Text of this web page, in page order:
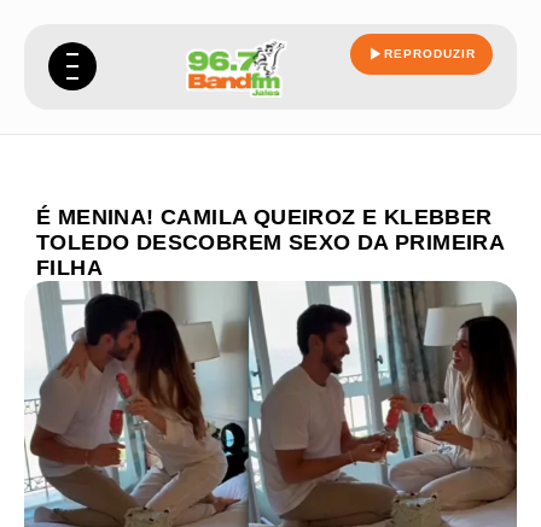
REPRODUZIR
É MENINA! CAMILA QUEIROZ E KLEBBER
TOLEDO DESCOBREM SEXO DA PRIMEIRA
FILHA